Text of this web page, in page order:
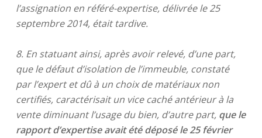
l’assignation en référé-expertise, délivrée le 25
septembre 2014, était tardive.
8. En statuant ainsi, après avoir relevé, d’une part,
que le défaut d’isolation de l’immeuble, constaté
par l’expert et dû à un choix de matériaux non
certifiés, caractérisait un vice caché antérieur à la
vente diminuant l’usage du bien, d’autre part, que le
rapport d’expertise avait été déposé le 25 février